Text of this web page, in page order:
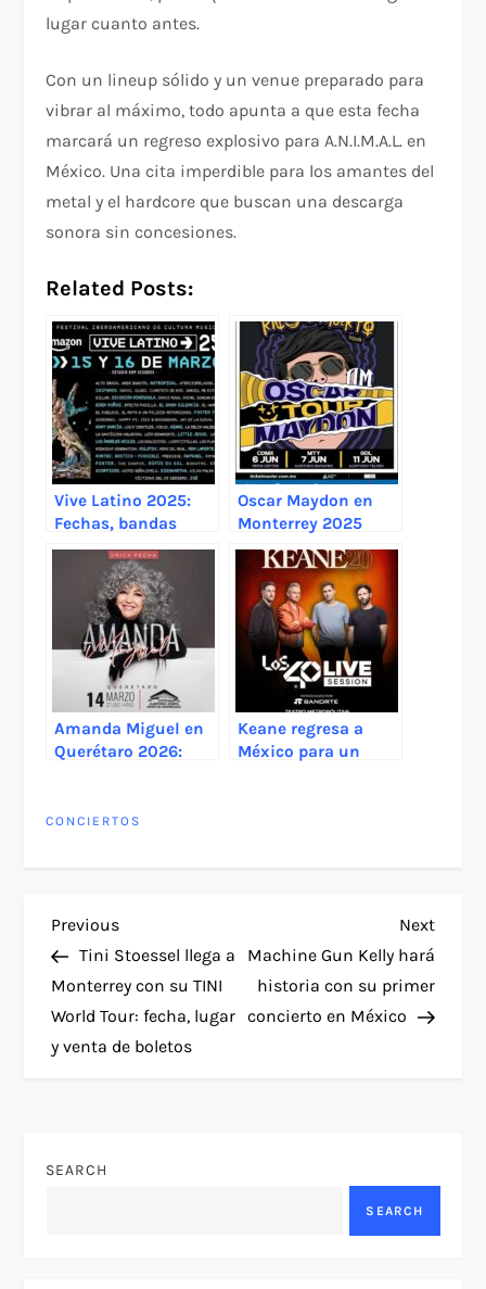
lugar cuanto antes.
Con un lineup sólido y un venue preparado para
vibrar al máximo, todo apunta a que esta fecha
marcará un regreso explosivo para A.N.I.M.A.L. en
México. Una cita imperdible para los amantes del
metal y el hardcore que buscan una descarga
sonora sin concesiones.
Related Posts:
Vive Latino 2025:
Fechas, bandas
confirmadas y
cómo conseguir
boletos
Oscar Maydon en
Monterrey 2025
Amanda Miguel en
Querétaro 2026:
una voz inolvidable
Keane regresa a
México para un
CONCIERTOS
P
o
s
a
Previous
Post
Previous
Tini Stoessel llega a
Monterrey con su TINI
World Tour: fecha, lugar
y venta de boletos
Next
Post
Next
Machine Gun Kelly hará
historia con su primer
concierto en México
SEARCH
SEARCH